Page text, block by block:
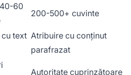
60
200-500+ cuvinte
cu text Atribuire cu conținut
parafrazat
Autoritate cuprinzătoare